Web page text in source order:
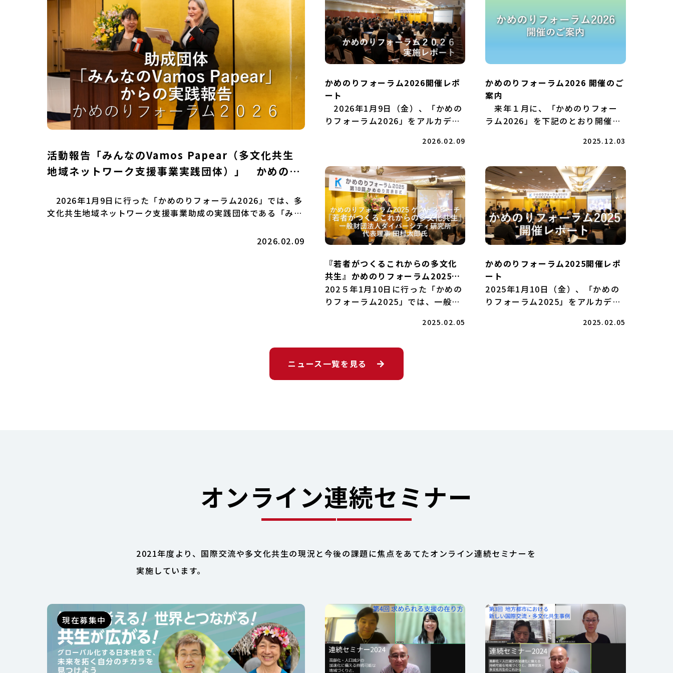
活動報告「みんなのVamos Papear（多文化共生
地域ネットワーク支援事業実践団体）」 かめのり
2026年1月9日に行った「かめのりフォーラム2026」では、多
文化共生地域ネットワーク支援事業助成の実践団体である「みん
2026.02.09
かめのりフォーラム2026開催レポ
ート
2026年1月9日（金）、「かめの
りフォーラム2026」をアルカディ
フォーラムでは、第19回かめのり
加生による活動報告、多文化共生
地域ネットワーク支援事業 […]
2026.02.09
かめのりフォーラム2026 開催のご
案内
来年１月に、「かめのりフォー
ラム2026」を下記のとおり開催い
彰式、受賞者による活動内容の紹
による体験発表を通して、みなさ
まにかめのり財団の事業をご紹介
し、 […]
2025.12.03
『若者がつくるこれからの多文化
共生』かめのりフォーラム2025ゲ
ストスピーチ 一般財団法人ダイ
バーシティ研究所代表理事 田村太
202５年1月10日に行った「かめの
りフォーラム2025」では、一般財
理事 田村太郎様にご講演いただき
トでご紹介します。執筆：近藤圭子
一般財団法人ダイバーシティ […]
2025.02.05
かめのりフォーラム2025開催レポ
ート
2025年1月10日（金）、「かめの
りフォーラム2025」をアルカディ
フォーラムには、2024年度のプロ
2025.02.05
ニュース一覧を見る
オンライン連続セミナー
2021年度より、国際交流や多文化共生の現況と今後の課題に焦点をあてたオンライン連続セミナーを
実施しています。
現在募集中